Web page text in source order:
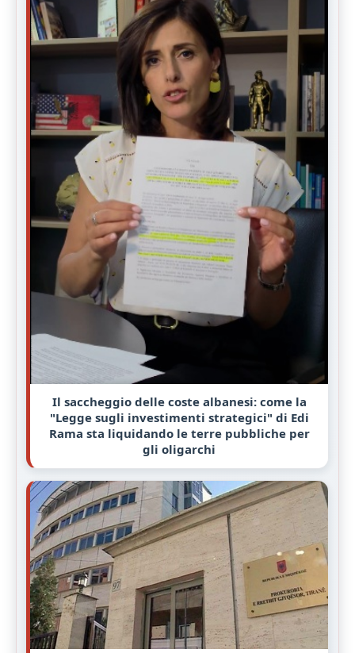
Il saccheggio delle coste albanesi: come la
"Legge sugli investimenti strategici" di Edi
Rama sta liquidando le terre pubbliche per
gli oligarchi